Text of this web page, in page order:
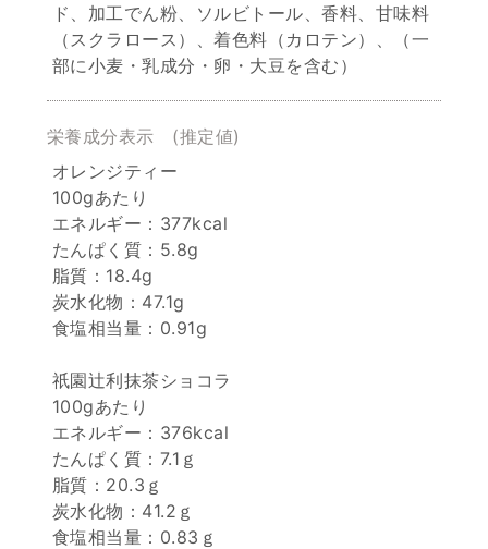
ド、加工でん粉、ソルビトール、香料、甘味料
（スクラロース）、着色料（カロテン）、（一
部に小麦・乳成分・卵・大豆を含む）
栄養成分表示 (推定値)
オレンジティー
100gあたり
エネルギー：377kcal
たんぱく質：5.8g
脂質：18.4g
炭水化物：47.1g
食塩相当量：0.91g
祇園辻利抹茶ショコラ
100gあたり
エネルギー：376kcal
たんぱく質：7.1ｇ
脂質：20.3ｇ
炭水化物：41.2ｇ
食塩相当量：0.83ｇ